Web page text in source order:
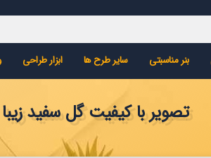
بنر مناسبتی سایر طرح ها ابزار طراحی
تصویر با کیفیت گل سفید زیبا